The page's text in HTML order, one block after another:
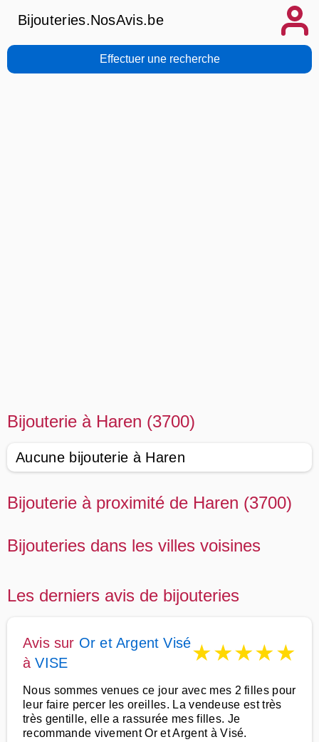
Bijouteries.NosAvis.be
Effectuer une recherche
Bijouterie à Haren (3700)
Aucune bijouterie à Haren
Bijouterie à proximité de Haren (3700)
Bijouteries dans les villes voisines
Les derniers avis de bijouteries
Avis sur Or et Argent Visé
àVISE ★★★★★
Nous sommes venues ce jour avec mes 2 filles pour
leur faire percer les oreilles. La vendeuse est très
très gentille, elle a rassurée mes filles. Je
recommande vivement Or et Argent à Visé.